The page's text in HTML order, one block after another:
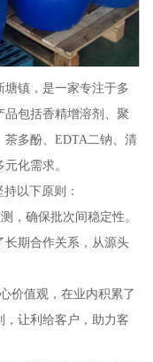
塘镇，是一家专注于多
包括香精增溶剂、聚
多酚、EDTA二钠、清
化需求。
以下原则：
，确保批次间稳定性。
长期合作关系，从源头
价值观，在业内积累了
，让利给客户，助力客